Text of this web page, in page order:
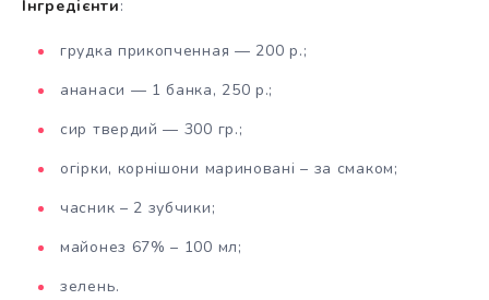
Інгредієнти:
грудка прикопченная — 200 р.;
ананаси — 1 банка, 250 р.;
сир твердий — 300 гр.;
огірки, корнішони мариновані – за смаком;
часник – 2 зубчики;
майонез 67% – 100 мл;
зелень.